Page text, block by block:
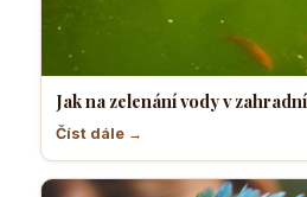
Jak na zelenání vody v
Číst dále →